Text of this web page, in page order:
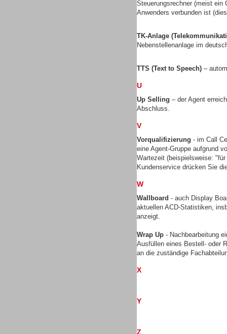
Steuerungsrechner (meist ein
Anwenders verbunden ist
TK-Anlage
Nebenstellenanlage im
TTS (Text to Speech) –
U
Up Selling – der Agent
Abschluss.
V
Vorqualifizierung - im Call
eine Agent-Gruppe aufgrund
Wartezeit (beispielsweise:
Kundenservice drücken Sie
W
Wallboard - auch Display
aktuellen ACD-Statistiken,
anzeigt.
Wrap Up - Nachbearbeitung
Ausfüllen eines Bestell- oder
an die zuständige
X
Y
Z